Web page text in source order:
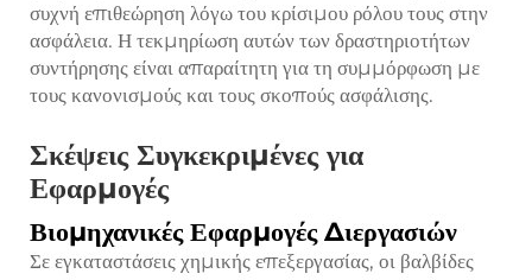
συχνή επιθεώρηση λόγω του κρίσιμου ρόλου τους στην
ασφάλεια. Η τεκμηρίωση αυτών των δραστηριοτήτων
συντήρησης είναι απαραίτητη για τη συμμόρφωση με
τους κανονισμούς και τους σκοπούς ασφάλισης.
Σκέψεις Συγκεκριμένες για
Εφαρμογές
Βιομηχανικές Εφαρμογές Διεργασιών
Σε εγκαταστάσεις χημικής επεξεργασίας, οι βαλβίδες